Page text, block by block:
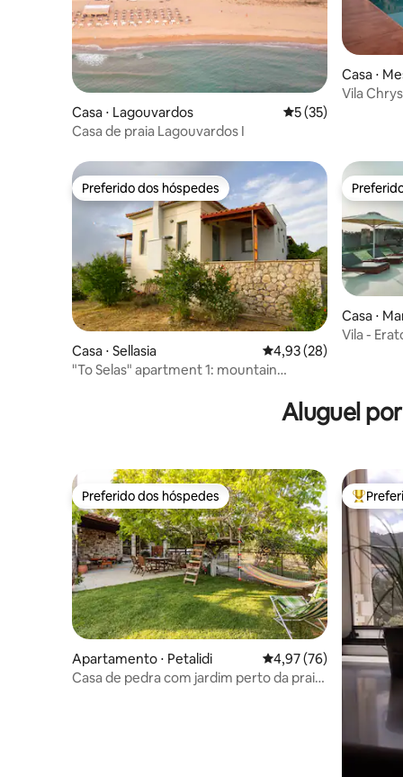
Casa ⋅ Lagouvardos 5 de uma avaliação
5 (35)
Casa de praia Lagouvardos I
Casa ⋅
Vila
Preferido dos hóspedes
Preferido dos hóspedes
Casa ⋅ Sellasia 4,93 de uma avaliação
4,93 (28)
"To Selas" apartment 1: mountain
Casa ⋅
Vila -
Aluguel
Preferido dos hóspedes
Preferido dos hóspedes
Apartamento ⋅ Petalidi 4,97 de uma
4,97 (76)
Casa de pedra com jardim perto da praia
Entre